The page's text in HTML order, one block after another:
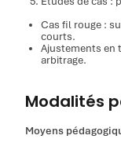
Cas fil rouge :
courts.
Ajustements en
arbitrage.
Modalités
Moyens